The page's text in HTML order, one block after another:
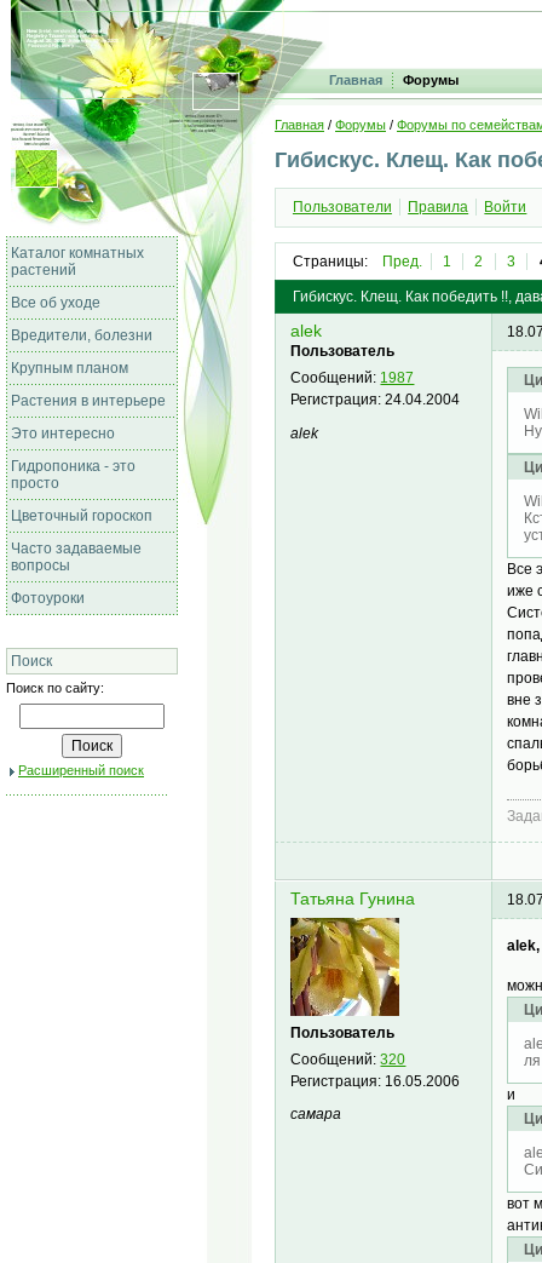
Главная Форумы
Каталог комнатных
растений
Все об уходе
Вредители, болезни
Крупным планом
Растения в интерьере
Это интересно
Гидропоника - это
просто
Цветочный гороскоп
Часто задаваемые
вопросы
Фотоуроки
Поиск
Поиск по сайту:
Расширенный поиск
Главная / Форумы / Форумы по
Гибискус. Клещ. Как
Пользователи Правила Войти
Страницы: Пред. 1 2 3
Гибискус. Клещ. Как победить !!,
alek
Пользователь
Сообщений: 1987
Регистрация:24.04.2004
alek
Все
иже
вне
Татьяна Гунина
Пользователь
Сообщений:320
Регистрация: 16.05.2006
самара
alek,
и
вот